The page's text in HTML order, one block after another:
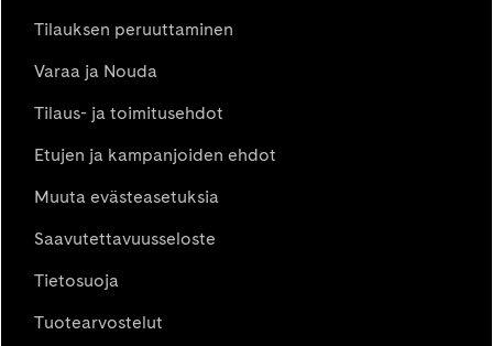
Tilauksen peruuttaminen
Varaa ja Nouda
Tilaus- ja toimitusehdot
Etujen ja kampanjoiden ehdot
Muuta evästeasetuksia
Saavutettavuusseloste
Tietosuoja
Tuotearvostelut